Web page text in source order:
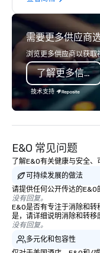
highly experienced
team of chauffeurs
you will know quality
with La Costa
需要更多供应商
浏览更多供应商以获取
了解更多信息
技术支持
E&O 常见问题
了解E&O有关健康与安全
可持续发展的做法
请提供任何公开传达的E&O
没有回复。
E&O是否有专注于消除和
是，请详细说明消除和转移
没有回复。
多元化和包容性